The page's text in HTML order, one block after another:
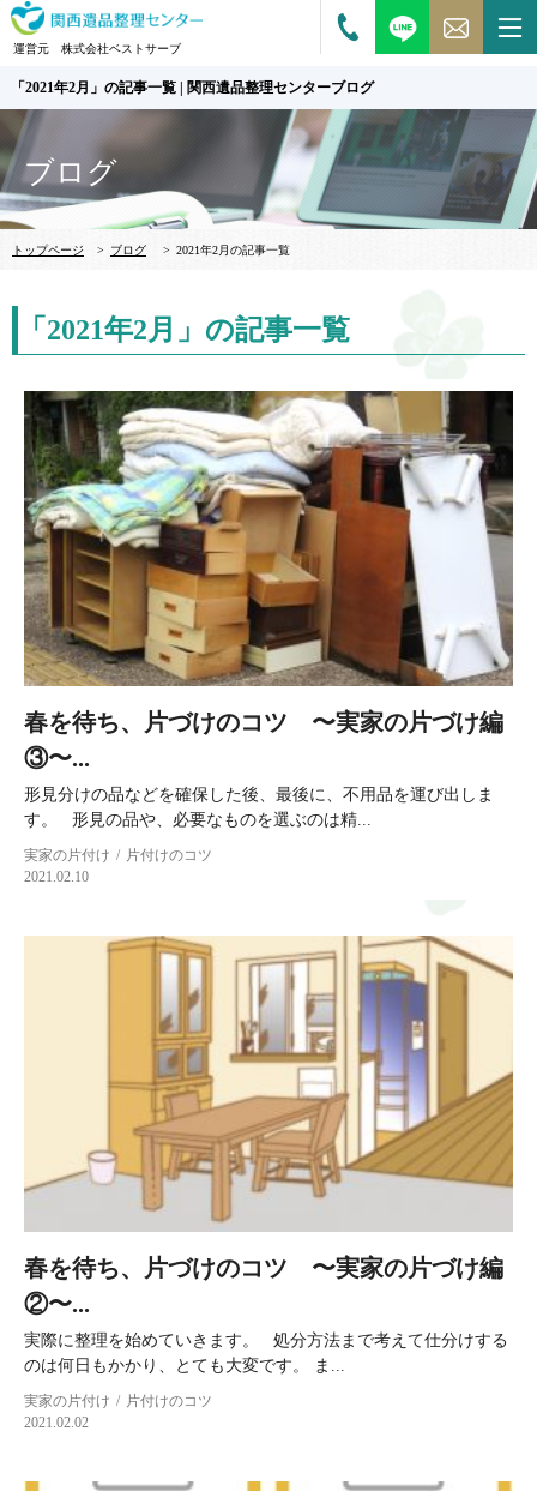
運営元 株式会社ベストサーブ
「2021年2月」の記事一覧 | 関西遺品整理センターブログ
ブログ
トップページ > ブログ > 2021年2月の記事一覧
「2021年2月」の記事一覧
春を待ち、片づけのコツ 〜実家の片づけ編
③〜...
形見分けの品などを確保した後、最後に、不用品を運び出しま
す。 形見の品や、必要なものを選ぶのは精...
実家の片付け
片付けのコツ
2021.02.10
春を待ち、片づけのコツ 〜実家の片づけ編
②〜...
実際に整理を始めていきます。 処分方法まで考えて仕分けする
のは何日もかかり、とても大変です。 ま...
実家の片付け
片付けのコツ
2021.02.02